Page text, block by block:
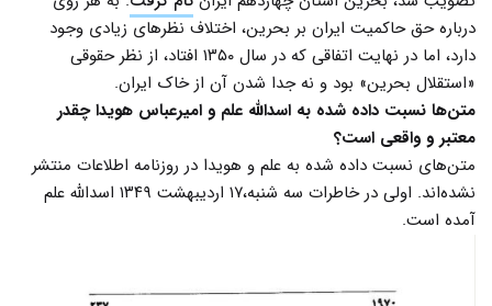
درباره حق حاکمیت ایران بر بحرین، اختلاف نظرهای زیادی وجود
دارد، اما در نهایت اتفاقی که در سال ۱۳۵۰ افتاد، از نظر حقوقی
«استقلال بحرین» بود و نه جدا شدن آن از خاک ایران.
متن‌ها نسبت داده شده به اسدالله علم و امیرعباس هویدا چقدر
معتبر و واقعی است؟
متن‌های نسبت داده‌ شده به علم و هویدا در روزنامه اطلاعات منتشر
نشده‌اند. اولی در خاطرات سه شنبه،‌۱۷ اردیبهشت ۱۳۴۹ اسدالله علم
آمده است.